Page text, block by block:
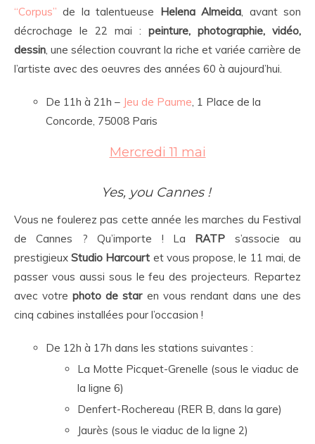
“Corpus” de la talentueuse Helena Almeida , avant son
décrochage le 22 mai : peinture, photographie, vidéo,
dessin , une sélection couvrant la riche et variée carrière de
l’artiste avec des oeuvres des années 60 à aujourd’hui.
De 11h à 21h – Jeu de Paume , 1 Place de la
Concorde, 75008 Paris
Mercredi 11 mai
Yes, you Cannes !
Vous ne foulerez pas cette année les marches du Festival
de Cannes ? Qu’importe ! La RATP s’associe au
prestigieuxStudio Harcourt et vous propose, le 11 mai, de
passer vous aussi sous le feu des projecteurs. Repartez
avec votre photo de staren vous rendant dans une des
cinq cabines installées pour l’occasion !
De 12h à 17h dans les stations suivantes :
La Motte Picquet-Grenelle (sous le viaduc de
la ligne 6)
Denfert-Rochereau (RER B, dans la gare)
Jaurès (sous le viaduc de la ligne 2)